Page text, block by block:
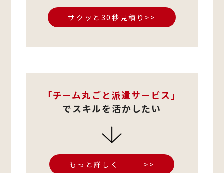
サクッと30秒見積り>>
「チーム丸ごと派遣サービス」
でスキルを活かしたい
もっと詳しく >>